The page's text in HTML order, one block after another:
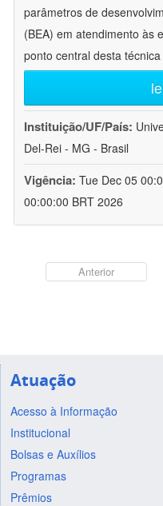
parâmetros de
(BEA) em atendimento às
ponto central desta
Instituição/UF/País:
Del-Rei - MG - Brasil
Vigência: Tue Dec 05
00:00:00 BRT 2026
Anterior
Atuação
Acesso à Informação
Institucional
Bolsas e Auxílios
Programas
Prêmios